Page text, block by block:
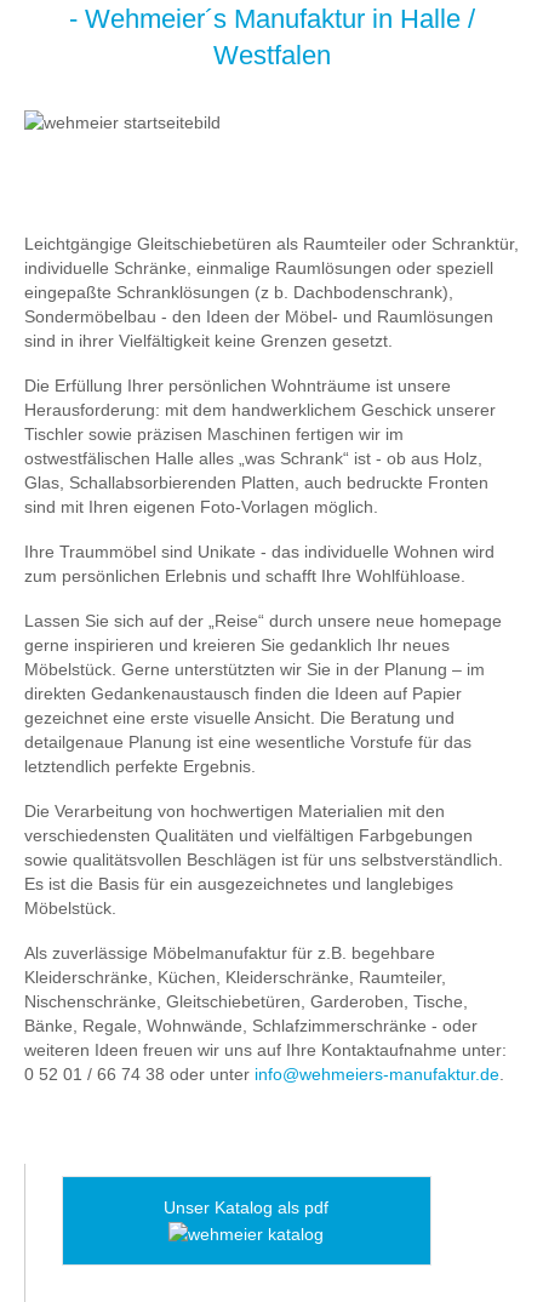
- Wehmeier´s Manufaktur in Halle /
Westfalen
Leichtgängige Gleitschiebetüren als Raumteiler oder Schranktür,
individuelle Schränke, einmalige Raumlösungen oder speziell
eingepaßte Schranklösungen (z b. Dachbodenschrank),
Sondermöbelbau - den Ideen der Möbel- und Raumlösungen
sind in ihrer Vielfältigkeit keine Grenzen gesetzt.
Die Erfüllung Ihrer persönlichen Wohnträume ist unsere
Herausforderung: mit dem handwerklichem Geschick unserer
Tischler sowie präzisen Maschinen fertigen wir im
ostwestfälischen Halle alles „was Schrank“ ist - ob aus Holz,
Glas, Schallabsorbierenden Platten, auch bedruckte Fronten
sind mit Ihren eigenen Foto-Vorlagen möglich.
Ihre Traummöbel sind Unikate - das individuelle Wohnen wird
zum persönlichen Erlebnis und schafft Ihre Wohlfühloase.
Lassen Sie sich auf der „Reise“ durch unsere neue homepage
gerne inspirieren und kreieren Sie gedanklich Ihr neues
Möbelstück. Gerne unterstützten wir Sie in der Planung – im
direkten Gedankenaustausch finden die Ideen auf Papier
gezeichnet eine erste visuelle Ansicht. Die Beratung und
detailgenaue Planung ist eine wesentliche Vorstufe für das
letztendlich perfekte Ergebnis.
Die Verarbeitung von hochwertigen Materialien mit den
verschiedensten Qualitäten und vielfältigen Farbgebungen
sowie qualitätsvollen Beschlägen ist für uns selbstverständlich.
Es ist die Basis für ein ausgezeichnetes und langlebiges
Möbelstück.
Als zuverlässige Möbelmanufaktur für z.B. begehbare
Kleiderschränke, Küchen, Kleiderschränke, Raumteiler,
Nischenschränke, Gleitschiebetüren, Garderoben, Tische,
Bänke, Regale, Wohnwände, Schlafzimmerschränke - oder
weiteren Ideen freuen wir uns auf Ihre Kontaktaufnahme unter:
0 52 01 / 66 74 38 oder unter info@wehmeiers-manufaktur.de.
Unser Katalog als pdf